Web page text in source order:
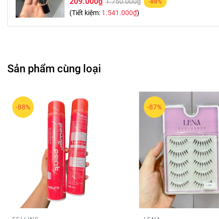
-88%
(Tiết kiệm: 1.541.000₫)
Sản phẩm cùng loại
-88% -87%